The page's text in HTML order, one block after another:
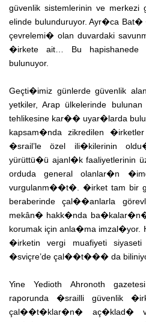
güvenlik sistemlerinin ve merkezi
elinde bulunduruyor. Ayr�ca Bat�
çevrelemi� olan duvardaki
�irkete ait… Bu hapishanede
bulunuyor.
Geçti�imiz günlerde güvenlik
yetkiler, Arap ülkelerinde
tehlikesine kar�� uyar�larda
kapsam�nda zikredilen
�srail’le özel ili�kilerinin
yürüttü�ü ajanl�k faaliyetlerinin
orduda general olanlar�n
vurgulanm��t�. �irket tam bir
beraberinde çal��anlarla
mekân� hakk�nda
korumak için anla�ma imzal�yor.
�irketin vergi muafiyeti
�sviçre’de çal��t��� da
Yine Yedioth Ahronoth
raporunda �srailli güvenlik
çal��t�klar�n� aç�klad�